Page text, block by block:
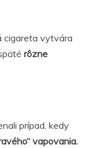
cigareta vytvára
rôzne
prípad, kedy
vapovania.